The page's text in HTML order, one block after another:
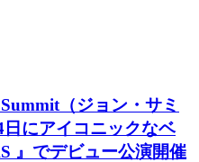
（ジョン・サミ
日にアイコニックなベ
』でデビュー公演開催